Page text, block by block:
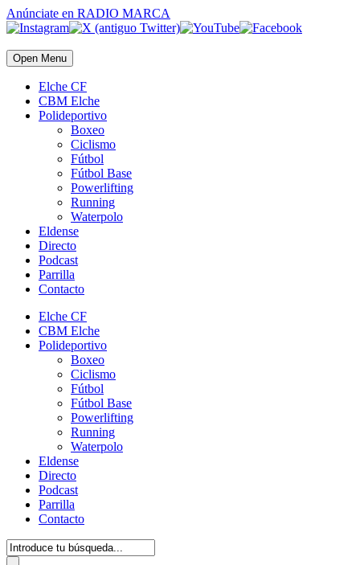
Anúnciate en RADIO MARCA
Open Menu
Elche CF
CBM Elche
Polideportivo
Boxeo
Ciclismo
Fútbol
Fútbol Base
Powerlifting
Running
Waterpolo
Eldense
Directo
Podcast
Parrilla
Contacto
Elche CF
CBM Elche
Polideportivo
Boxeo
Ciclismo
Fútbol
Fútbol Base
Powerlifting
Running
Waterpolo
Eldense
Directo
Podcast
Parrilla
Contacto